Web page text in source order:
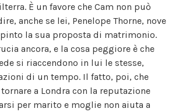
È un favore che Cam non può
anche se lei, Penelope Thorne, nove
la sua proposta di matrimonio.
ancora, e la cosa peggiore è che
si riaccendono in lui le stesse,
di un tempo. Il fatto, poi, che
a Londra con la reputazione
per marito e moglie non aiuta a